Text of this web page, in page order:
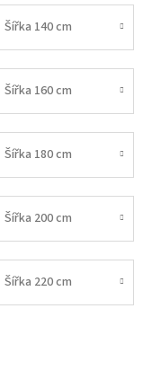
Šířka 140 cm
Šířka 160 cm
Šířka 180 cm
Šířka 200 cm
Šířka 220 cm